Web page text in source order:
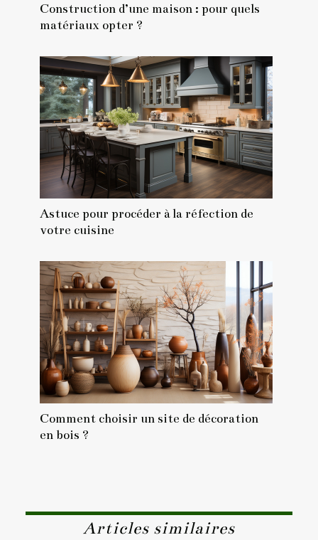
Construction d’une maison : pour quels
matériaux opter ?
Astuce pour procéder à la réfection de
votre cuisine
Comment choisir un site de décoration
en bois ?
Articles similaires